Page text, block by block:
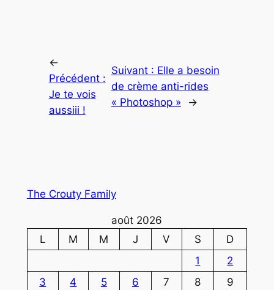
←
Précédent :
Je te vois
aussiii !
Suivant : Elle a besoin
de crème anti-rides
« Photoshop »
→
The Crouty Family
août 2026
L
M M J V S
D
1
2
3
4 5 6 7 8
9